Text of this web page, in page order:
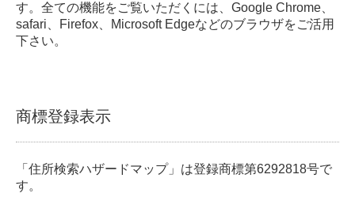
す。全ての機能をご覧いただくには、Google Chrome、
safari、Firefox、Microsoft Edgeなどのブラウザをご活用
下さい。
商標登録表示
「住所検索ハザードマップ」は登録商標第6292818号で
す。